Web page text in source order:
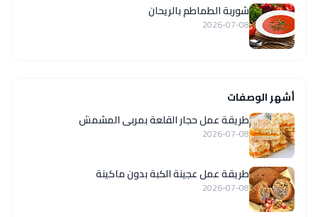
شوربة الطماطم بالريحان
2026-07-08
أشهر الوصفات
طريقة عمل حجار القلعة بمربى المشمش
2026-07-08
طريقة عمل عجينة الكبة بدون ماكينة
2026-07-08